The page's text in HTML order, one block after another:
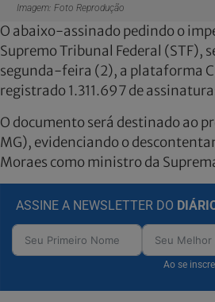
Imagem: Foto Reprodução
O abaixo-assinado pedindo o
Supremo Tribunal Federal (STF),
segunda-feira (2), a plataforma
registrado 1.311.697 de
O documento será destinado ao
MG), evidenciando o
Moraes como ministro da
ASSINE A NEWSLETTER DO
Ao se